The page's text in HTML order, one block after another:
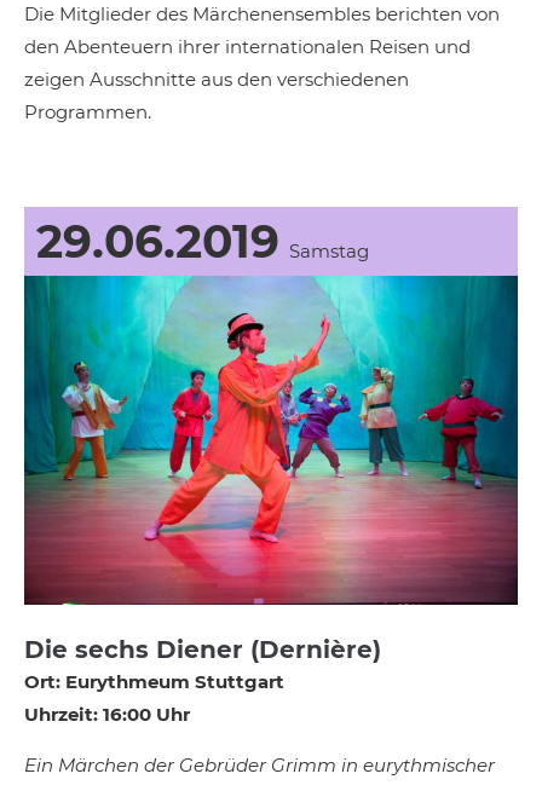
Die Mitglieder des Märchenensembles berichten von
den Abenteuern ihrer internationalen Reisen und
zeigen Ausschnitte aus den verschiedenen
Programmen.
29.06.2019 Samstag
Die sechs Diener (Dernière)
Ort: Eurythmeum Stuttgart
Uhrzeit: 16:00 Uhr
Ein Märchen der Gebrüder Grimm in eurythmischer